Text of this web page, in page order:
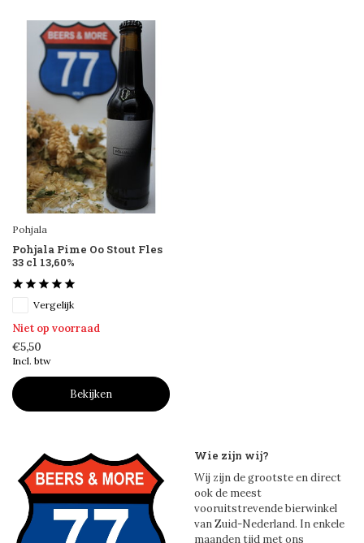
Pohjala
Pohjala Pime Oo Stout Fles
33 cl 13,60%
Vergelijk
Niet op voorraad
€5,50
Incl. btw
Bekijken
Wie zijn wij?
Wij zijn de grootste en direct
ook de meest
vooruitstrevende bierwinkel
van Zuid-Nederland. In enkele
maanden tijd met ons